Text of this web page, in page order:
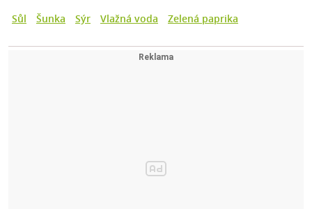
Sůl
Šunka Sýr Vlažná voda Zelená paprika